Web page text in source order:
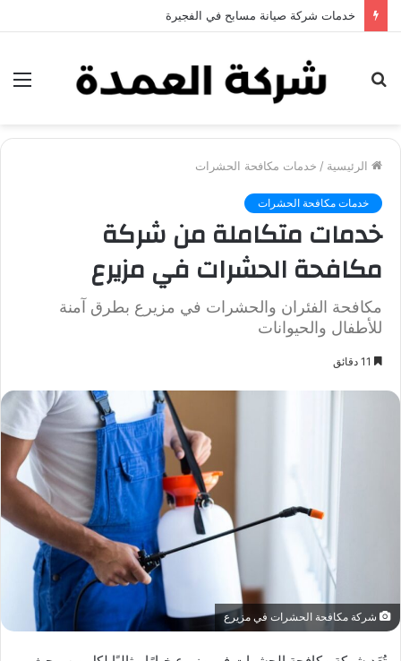
خدمات شركة جلي وتلميع الرخام في العين
الرئيسية / خدمات مكافحة الحشرات
خدمات مكافحة الحشرات
خدمات متكاملة من شركة
مكافحة الحشرات في مزيرع
مكافحة الفئران والحشرات في مزيرع بطرق آمنة
للأطفال والحيوانات
شركة مكافحة الحشرات في مزيرع